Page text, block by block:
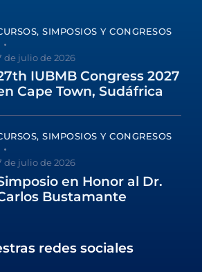
SIMPOSIOS Y CONGRESOS
de julio de 2026
IUBMB Congress 2027
Cape Town, Sudáfrica
SIMPOSIOS Y CONGRESOS
de julio de 2026
en Honor al Dr.
Bustamante
redes sociales